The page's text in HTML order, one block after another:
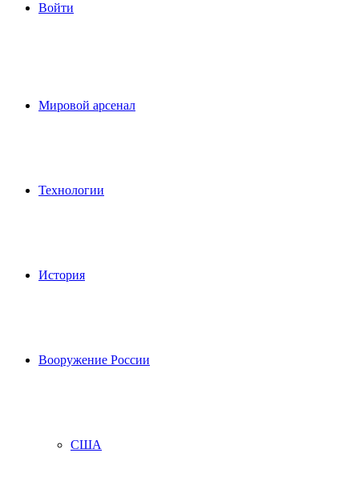
Войти
Мировой арсенал
Технологии
История
Вооружение России
США